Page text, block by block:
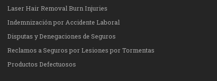
Laser Hair Removal Burn Injuries
Indemnización por Accidente Laboral
Disputas y Denegaciones de Seguros
Reclamos a Seguros por Lesiones por Tormentas
Productos Defectuosos